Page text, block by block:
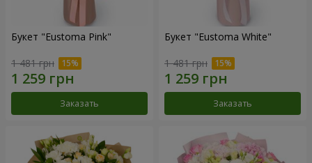
Букет "Eustoma Pink"
1 481 грн
Заказать
Букет "Eustoma White"
1 481 грн
Заказать